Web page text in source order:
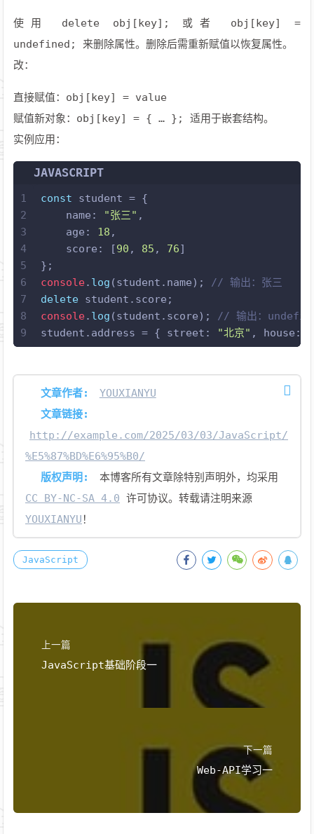
使用 delete obj[key]; 或者 obj[key] =
undefined; 来删除属性。删除后需重新赋值以恢复属性。
改：
直接赋值：obj[key] = value
赋值新对象：obj[key] = { … }; 适用于嵌套结构。
实例应用：
JAVASCRIPT
1
2
3
4
5
6
7
8
9
const student = {
name : "张三" ,
age : 18 ,
score : [90 , 85 , 76]
};
console. log (student. name);
// 输出：张三
delete student. score ;
console. log (student. score);
// 输出：
student. address = { street : "北京" , house :
文章作者:
YOUXIANYU
文章链接:
http://example.com/2025/03/03/JavaScript/
%E5%87%BD%E6%95%B0/
版权声明:
本博客所有文章除特别声明外，均采用
CC BY-NC-SA 4.0 许可协议。转载请注明来源
YOUXIANYU ！
JavaScript
上一篇
JavaScript基础阶段一
下一篇
Web-API学习一